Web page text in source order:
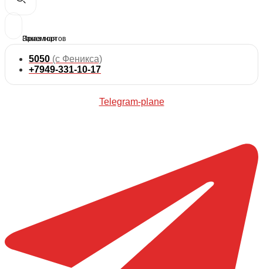
5050 (с Феникса)
+7949-331-10-17
Telegram-plane